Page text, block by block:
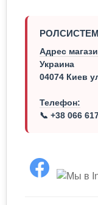
Адрес
Украина
04074 Киев
Телефон:
📞 +38 066